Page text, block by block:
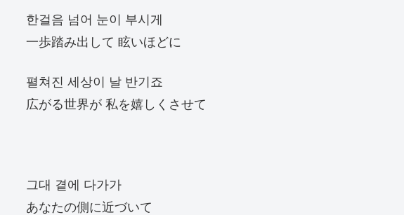
한걸음 넘어 눈이 부시게
一歩踏み出して 眩いほどに
펼쳐진 세상이 날 반기죠
広がる世界が 私を嬉しくさせて
그대 곁에 다가가
あなたの側に近づいて